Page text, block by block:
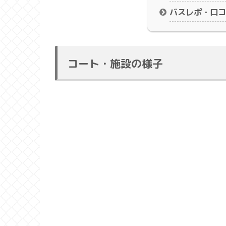
バスレポ・口
コート・施設の様子